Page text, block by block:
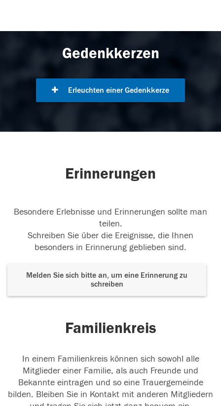
Gedenkkerzen
Erleuchten einer Gedenkkerze
Erinnerungen
Besondere Erlebnisse und Erinnerungen sollte man
teilen.
Schreiben Sie über die Ereignisse, die Ihnen
besonders in Erinnerung geblieben sind.
Melden Sie sich bitte an, um eine Erinnerung zu
schreiben
Familienkreis
In einem Familienkreis können sich sowohl alle
Mitglieder einer Familie, als auch Freunde und
Bekannte eintragen und so eine Trauergemeinde
bilden. Bleiben Sie in Kontakt mit anderen Mitgliedern